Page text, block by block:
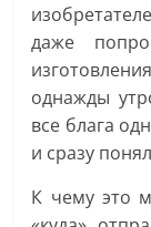
даже
однажды
все блага
и сразу
К чему это